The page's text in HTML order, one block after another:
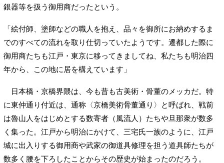
銀器等を扱う御用商だったという。
「絵付師、塗師などの職人を抱え、品々を御所にお納めするま
でのすべての流れを取り仕切っていたようです。遷都した際に
御用商たちも江戸・東京に移ってきましてね、私たちも明治四
年から、この地に居を構えています」
日本橋・京橋界隈は、今も昔も古美術・骨董のメッカだ。特
に東仲通り付近は、通称〈京橋美術骨董通り〉と呼ばれ、戦前
は魯山人をはじめとする数寄者（風流人）たちや旦那衆が数多
く集った。江戸から明治にかけて、三宅氏一族のように、江戸
城に出入りする御用商や武家の御道具修理を担う道具師たちが
数多く腰を下ろしたことからその歴史が始まったのだろう。